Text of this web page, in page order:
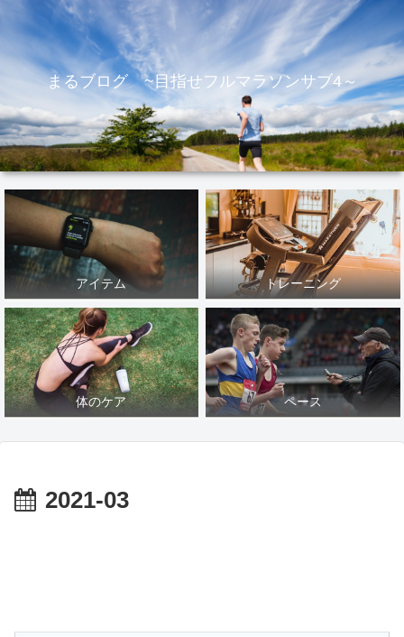
まるブログ ~目指せフルマラソンサブ4～
アイテム トレーニング
体のケア ペース
2021-03